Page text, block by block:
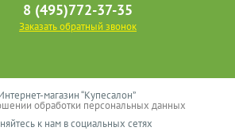
8 (495)772-37-35
Заказать обратный звонок
магазин “Купесалон”
обработки персональных данных
к нам в социальных сетях